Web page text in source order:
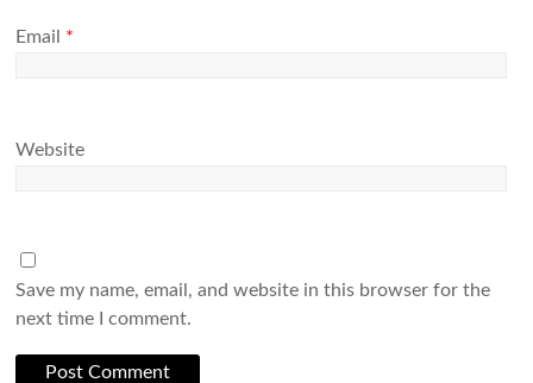
Email *
Website
Save my name, email, and website in this browser for the
next time I comment.